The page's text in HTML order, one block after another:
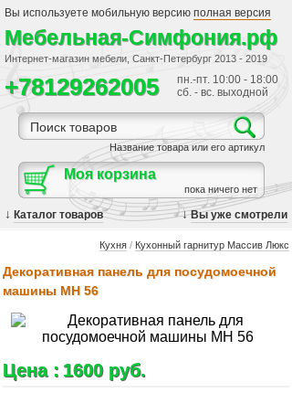
Вы используете мобильную версию полная версия
Мебельная-Симфония.рф
Интернет-магазин мебели, Санкт-Петербург 2013 - 2019
+78129262005
пн.-пт. 10:00 - 18:00
сб. - вс. выходной
Название товара или его артикул
Моя корзина
пока ничего нет
↓ Каталог товаров ↓ Вы уже смотрели
Кухня / Кухонный гарнитур Массив Люкс
Декоративная панель для посудомоечной
машины МН 56
Цена : 1600 руб.